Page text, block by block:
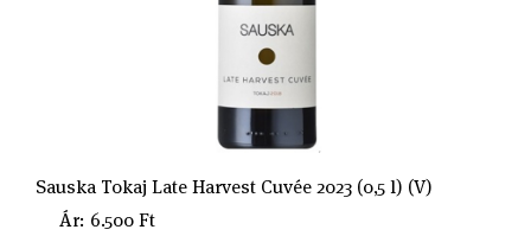
Sauska Tokaj Late Harvest Cuvée 2023 (0,5 l) (V)
Ár: 6.500 Ft